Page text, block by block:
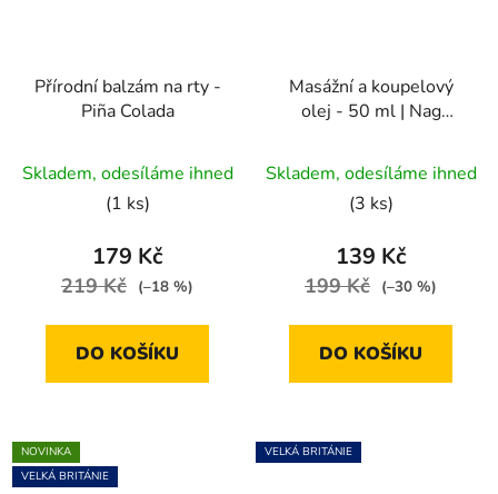
Přírodní balzám na rty -
Piña Colada
hodnocení
produktu
je
5,0
hvězdiček.
Skladem, odesíláme ihned
(1 ks)
179 Kč
219 Kč (–18 %)
DO KOŠÍKU
Masážní a koupelový
olej - 50 ml | Nag
hodnocení
produktu
je
5,0
hvězdiček.
Skladem, odesíláme ihned
(3 ks)
139 Kč
199 Kč (–30 %)
DO KOŠÍKU
NOVINKA
VELKÁ BRITÁNIE
VELKÁ BRITÁNIE